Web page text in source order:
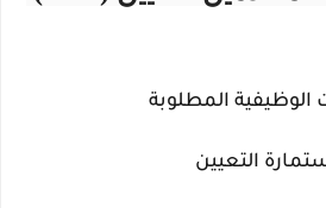
الوظيفية المطلوبة
التعيين